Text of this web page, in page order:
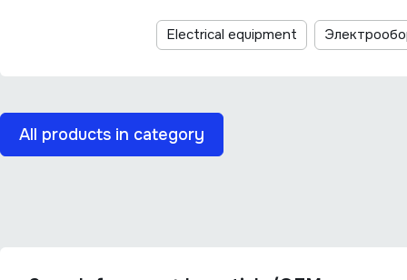
Electrical equipment
All products in category